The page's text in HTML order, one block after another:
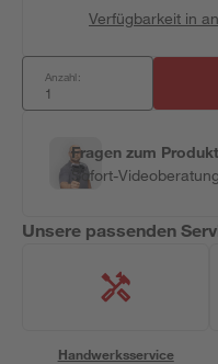
Verfügbarkeit in
Anzahl:
Fragen zum
Sofort-
Unsere passenden
Handwerksservice